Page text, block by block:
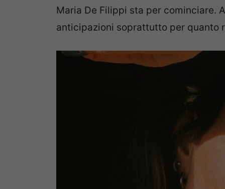
Maria De Filippi sta per cominciare.
anticipazioni soprattutto per quanto